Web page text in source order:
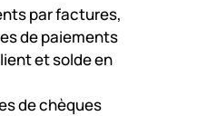
par factures,
de paiements
et solde en
de chèques